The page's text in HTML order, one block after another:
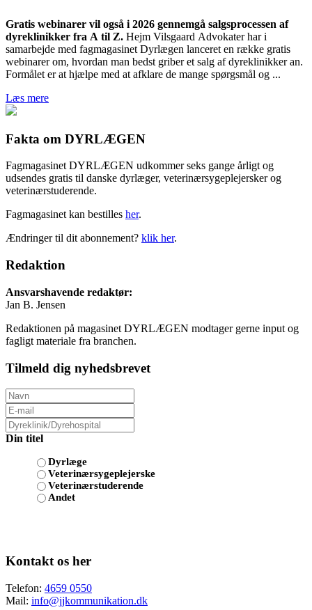
Gratis webinarer vil også i 2026 gennemgå salgsprocessen af
dyreklinikker fra A til Z.
samarbejde med fagmagasinet Dyrlægen lanceret en række gratis
webinarer om, hvordan man bedst griber et salg af dyreklinikker an.
Formålet er at hjælpe med at afklare de mange spørgsmål og ...
Læs mere
Fakta om DYRLÆGEN
Fagmagasinet DYRLÆGEN udkommer seks gange årligt og
udsendes gratis til danske dyrlæger, veterinærsygeplejersker og
veterinærstuderende.
Fagmagasinet kan bestilles her.
Ændringer til dit abonnement? klik her.
Redaktion
Ansvarshavende redaktør:
Jan B. Jensen
Redaktionen på magasinet DYRLÆGEN modtager gerne input og
fagligt materiale fra branchen.
Tilmeld dig nyhedsbrevet
Din titel
Dyrlæge
Veterinærsygeplejerske
Veterinærstuderende
Andet
Kontakt os her
Telefon: 4659 0550
Mail: info@jjkommunikation.dk